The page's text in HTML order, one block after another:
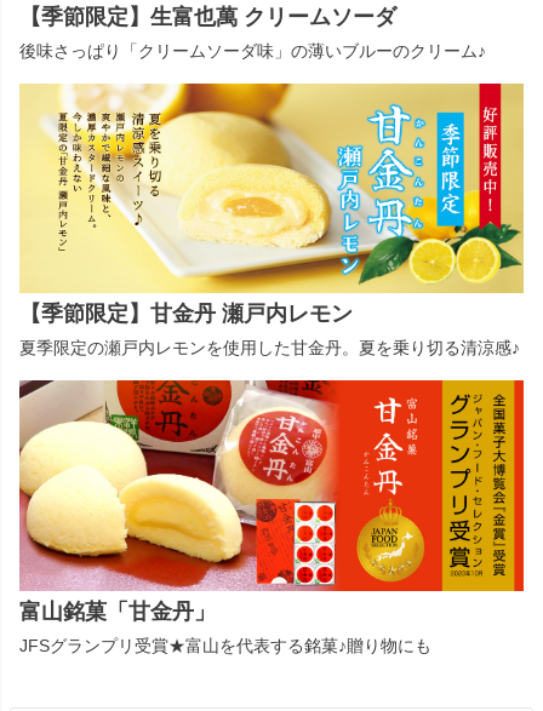
【季節限定】生富也萬 クリームソーダ
後味さっぱり「クリームソーダ味」の薄いブルーのクリーム♪
【季節限定】甘金丹 瀬戸内レモン
夏季限定の瀬戸内レモンを使用した甘金丹。夏を乗り切る清涼感♪
富山銘菓「甘金丹」
JFSグランプリ受賞★富山を代表する銘菓♪贈り物にも